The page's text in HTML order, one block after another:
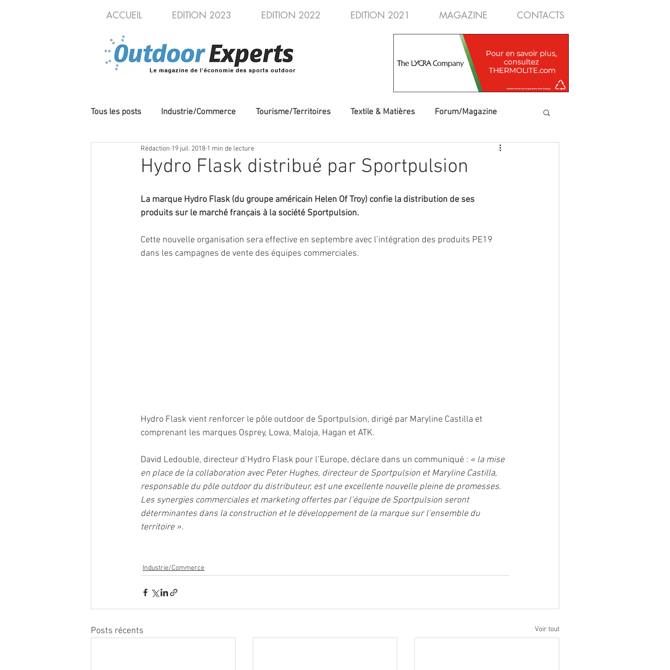
ACCUEIL EDITION 2023 EDITION 2022 EDITION 2021 MAGAZINE CONTACTS
Le magazine de l'économie des sports outdoor
Tous les posts Industrie/Commerce Tourisme/Territoires Textile & Matières Forum/Magazine
Cycles/VAE Produits/Nouveautés
Hydro Flask distribué par Sportpulsion
Rédaction 19 juil. 2018 1 min de lecture
La marque Hydro Flask (du groupe américain Helen Of Troy) confie la distribution de ses
produits sur le marché français à la société Sportpulsion.
Cette nouvelle organisation sera effective en septembre avec l’intégration des produits PE19
dans les campagnes de vente des équipes commerciales.
Hydro Flask vient renforcer le pôle outdoor de Sportpulsion, dirigé par Maryline Castilla et
comprenant les marques Osprey, Lowa, Maloja, Hagan et ATK.
David Ledouble, directeur d’Hydro Flask pour l’Europe, déclare dans un communiqué : « la mise
en place de la collaboration avec Peter Hughes, directeur de Sportpulsion et Maryline Castilla,
responsable du pôle outdoor du distributeur, est une excellente nouvelle pleine de promesses.
Les synergies commerciales et marketing offertes par l’équipe de Sportpulsion seront
déterminantes dans la construction et le développement de la marque sur l’ensemble du
territoire ».
Industrie/Commerce
Posts récents Voir tout